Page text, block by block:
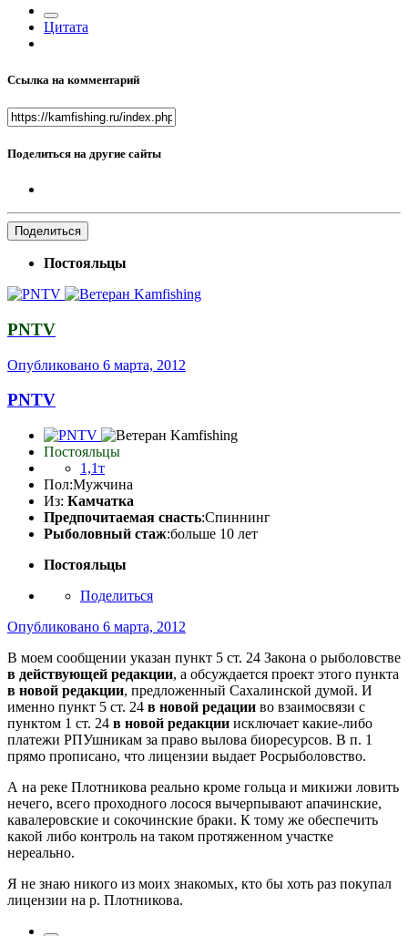
Цитата
Ссылка на комментарий
Поделиться на другие сайты
Поделиться
Постояльцы
PNTV
Опубликовано 6 марта, 2012
PNTV
Постояльцы
1,1т
Пол:Мужчина
Из: Камчатка
Предпочитаемая снасть:Спиннинг
Рыболовный стаж:больше 10 лет
Постояльцы
Поделиться
Опубликовано 6 марта, 2012
В моем сообщении указан пункт 5 ст. 24 Закона о рыболовстве
в действующей редакции, а обсуждается проект этого пункта
в новой редакции, предложенный Сахалинской думой. И
именно пункт 5 ст. 24 в новой редации во взаимосвязи с
пунктом 1 ст. 24 в новой редакции исключает какие-либо
платежи РПУшникам за право вылова биоресурсов. В п. 1
прямо прописано, что лицензии выдает Росрыболовство.
А на реке Плотникова реально кроме гольца и микижи ловить
нечего, всего проходного лосося вычерпывают апачинские,
кавалеровские и сокочинские браки. К тому же обеспечить
какой либо контроль на таком протяженном участке
нереально.
Я не знаю никого из моих знакомых, кто бы хоть раз покупал
лицензии на р. Плотникова.